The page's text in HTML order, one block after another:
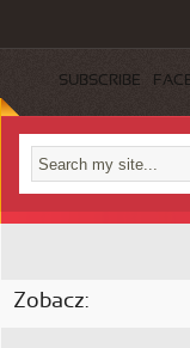
SUBSCRIBE
Zobacz: